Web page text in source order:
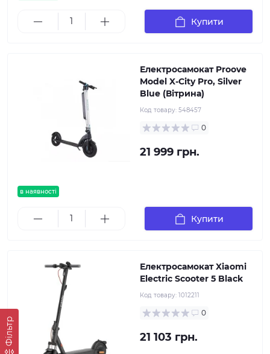
Фільтр
Купити
в наявності
Електросамокат Proove
Model X-City Pro, Silver
Blue (Вітрина)
Код товару: 548457
0
21 999 грн.
Купити
Електросамокат Xiaomi
Electric Scooter 5 Black
Код товару: 1012211
0
21 103 грн.